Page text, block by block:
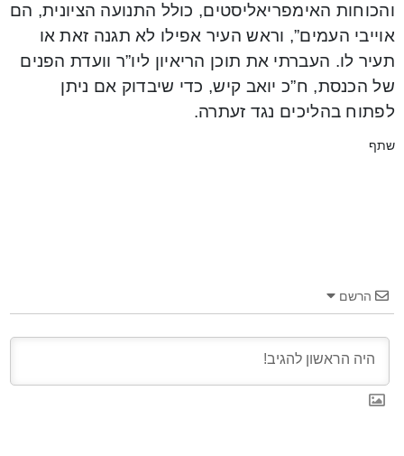
והכוחות האימפריאליסטים, כולל התנועה הציונית, הם
אוייבי העמים”, וראש העיר אפילו לא תגנה זאת או
תעיר לו. העברתי את תוכן הריאיון ליו”ר וועדת הפנים
של הכנסת, ח”כ יואב קיש, כדי שיבדוק אם ניתן
לפתוח בהליכים נגד זעתרה.
שתף
הרשם